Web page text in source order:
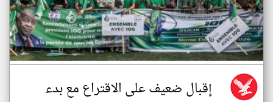
إقبال ضعيف على الاقتراع مع بدء